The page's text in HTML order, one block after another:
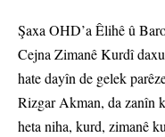
Şaxa OHD’a Êlihê û
Cejna Zimanê Kurdî
hate dayîn de gelek
Rizgar Akman, da zanîn
heta niha, kurd, zimanê